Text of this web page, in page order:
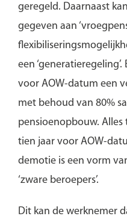
geregeld. Daarnaast
gegeven aan
een
voor AOW-datum een
met behoud van 80%
pensioenopbouw. Alles
tien jaar voor AOW-
demotie is een vorm
‘zware beroepers’.
Dit kan de werknemer